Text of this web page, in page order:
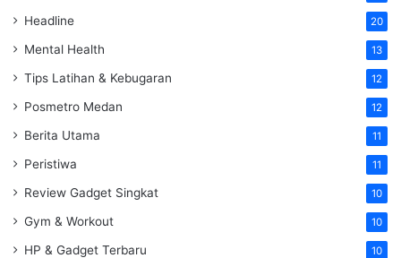
Headline 20
Mental Health 13
Tips Latihan & Kebugaran 12
Posmetro Medan 12
Berita Utama 11
Peristiwa 11
Review Gadget Singkat 10
Gym & Workout 10
HP & Gadget Terbaru 10